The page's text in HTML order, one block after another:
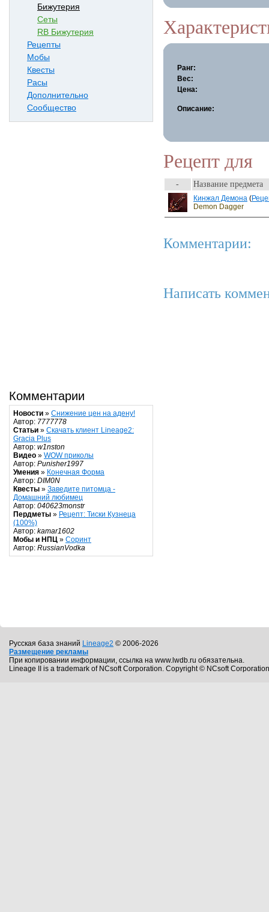
Бижутерия
Сеты
RB Бижутерия
Рецепты
Мобы
Квесты
Расы
Дополнительно
Сообщество
Комментарии
Новости » Снижение цен на адену!
Автор: 7777778
Статьи » Скачать клиент Lineage2:
Gracia Plus
Автор: w1nston
Видео » WOW приколы
Автор: Punisher1997
Умения » Конечная Форма
Автор: DIM0N
Квесты » Заведите питомца -
Домашний любимец
Автор: 040623monstr
Пердметы » Рецепт: Тиски Кузнеца
(100%)
Автор: kamar1602
Мобы и НПЦ » Соринт
Автор: RussianVodka
Ранг:
Вес:
Цена:
Описание:
Рецепт для
- Название предмета
Кинжал Демона (
Demon Dagger
Комментарии:
Написать
Русская база знаний Lineage2 © 2006-2026
Размещение рекламы
При копировании информации, ссылка на www.lwdb.ru обязательна.
Lineage II is a trademark of NCsoft Corporation. Copyright © NCsoft